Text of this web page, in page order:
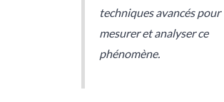
techniques avancés pour
mesurer et analyser ce
phénomène.